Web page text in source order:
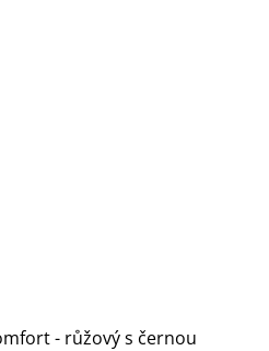
- růžový s černou